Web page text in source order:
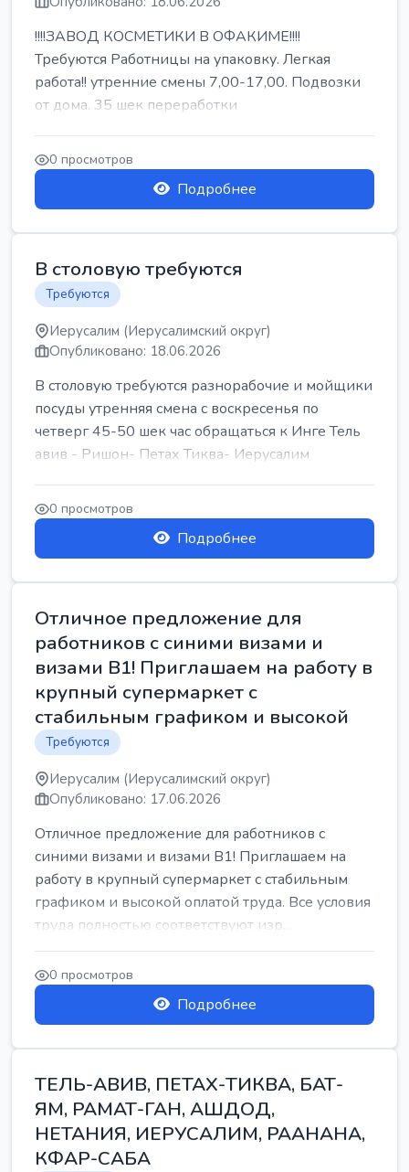
!!!!ЗАВОД КОСМЕТИКИ В ОФАКИМЕ!!!!
Требуются Работницы на упаковку. Легкая
работа!! утренние смены 7,00-17,00. Подвозки
от дома. 35 шек переработки
0 просмотров
Подробнее
В столовую требуются
Требуются
Иерусалим (Иерусалимский округ)
Опубликовано: 18.06.2026
В столовую требуются разнорабочие и мойщики
посуды утренняя смена с воскресенья по
четверг 45-50 шек час обращаться к Инге Тель
авив - Ришон- Петах Тиква- Иерусалим
0 просмотров
Подробнее
Отличное предложение для
работников с синими визами и
визами B1! Приглашаем на работу в
крупный супермаркет с
стабильным графиком и высокой
Требуются
Иерусалим (Иерусалимский округ)
Опубликовано: 17.06.2026
Отличное предложение для работников с
синими визами и визами B1! Приглашаем на
работу в крупный супермаркет с стабильным
графиком и высокой оплатой труда. Все условия
труда полностью соответствуют изр...
0 просмотров
Подробнее
ТЕЛЬ-АВИВ, ПЕТАХ-ТИКВА, БАТ-
ЯМ, РАМАТ-ГАН, АШДОД,
НЕТАНИЯ, ИЕРУСАЛИМ, РААНАНА,
КФАР-САБА